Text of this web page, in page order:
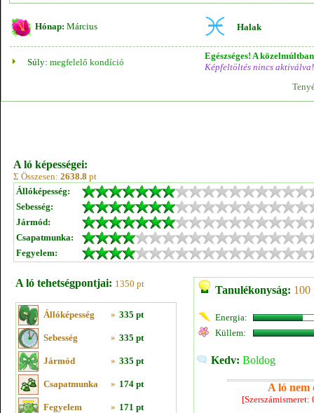
Hónap: Március Halak
Súly: megfelelő kondíció
Egészséges! A
Képfeltöltés nincs aktiválva!
A ló képességei:
Σ Összesen: 2638.8 pt
Állóképesség:
Sebesség:
Jármód:
Csapatmunka:
Fegyelem:
A ló tehetségpontjai: 1350 pt
Állóképesség » 335 pt
Sebesség » 335 pt
Jármód » 335 pt
Csapatmunka » 174 pt
Fegyelem » 171 pt
Tanulékonyság: 100
Energia:
Küllem:
Kedv: Boldog
A ló nem